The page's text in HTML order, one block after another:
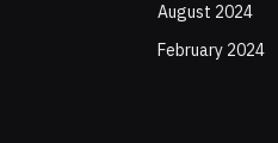
August 2024
February 2024